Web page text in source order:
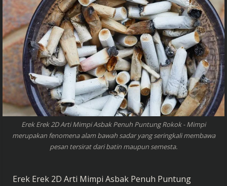
Erek Erek 2D Arti Mimpi Asbak Penuh Puntung Rokok - Mimpi
merupakan fenomena alam bawah sadar yang seringkali membawa
pesan tersirat dari batin maupun semesta.
Erek Erek 2D Arti Mimpi Asbak Penuh Puntung